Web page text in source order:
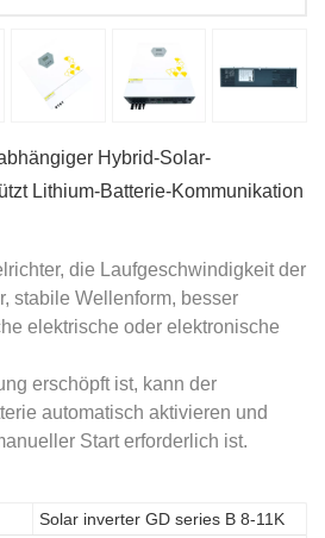
Hybrid-Solar-
Lithium-Batterie-Kommunikation
die Laufgeschwindigkeit der
stabile Wellenform, besser
elektrische oder elektronische
erschöpft ist, kann der
automatisch aktivieren und
Start erforderlich ist.
Solar inverter GD series B 8-11K